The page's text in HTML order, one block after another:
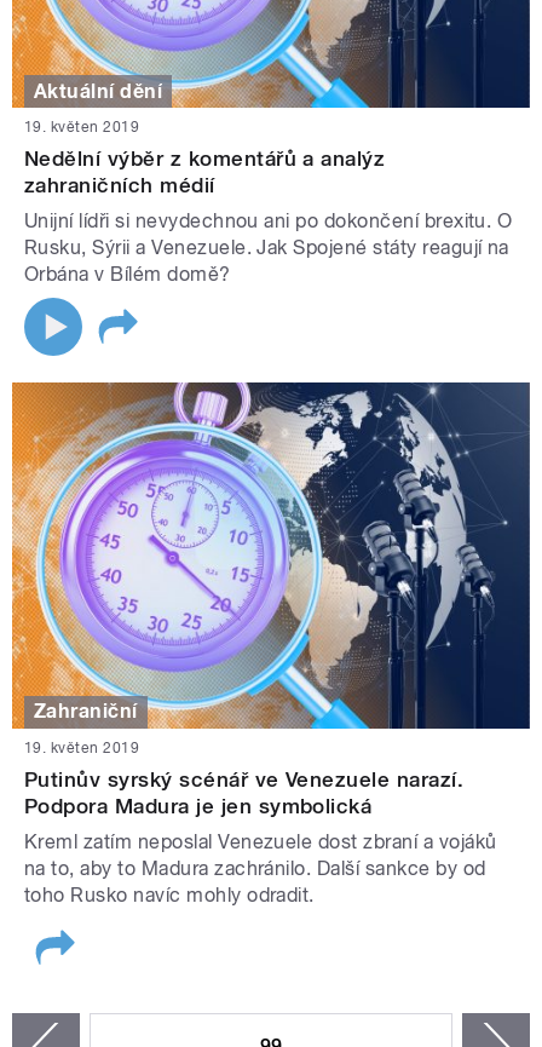
Aktuální dění
19. květen 2019
Nedělní výběr z komentářů a analýz
zahraničních médií
Unijní lídři si nevydechnou ani po dokončení brexitu. O
Rusku, Sýrii a Venezuele. Jak Spojené státy reagují na
Orbána v Bílém domě?
Zahraniční
19. květen 2019
Putinův syrský scénář ve Venezuele narazí.
Podpora Madura je jen symbolická
Kreml zatím neposlal Venezuele dost zbraní a vojáků
na to, aby to Madura zachránilo. Další sankce by od
toho Rusko navíc mohly odradit.